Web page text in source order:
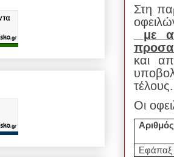
Στη
με
και
τέλους.
Οι
Εφάπαξ